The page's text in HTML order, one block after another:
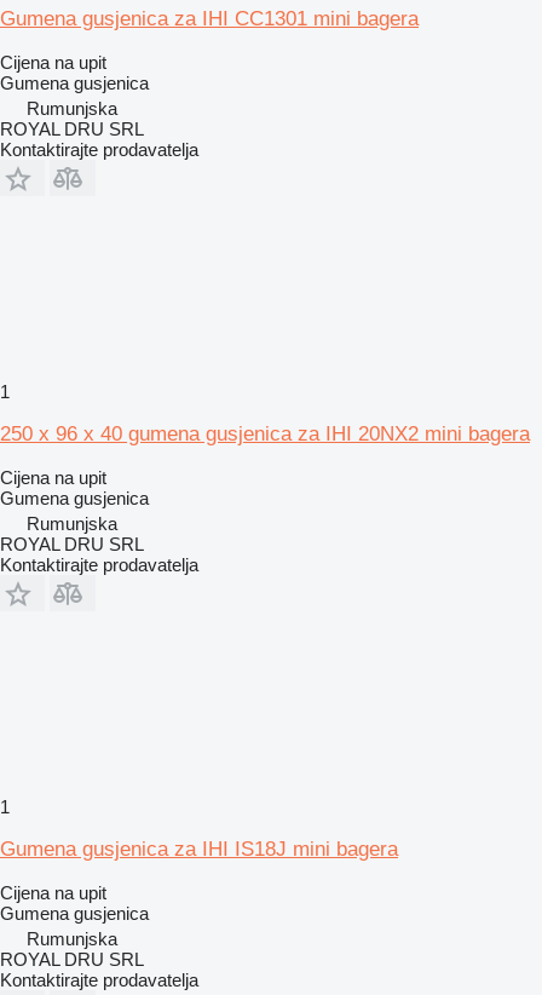
Gumena gusjenica za IHI CC1301 mini bagera
Cijena na upit
Gumena gusjenica
Rumunjska
ROYAL DRU SRL
Kontaktirajte prodavatelja
1
250 x 96 x 40 gumena gusjenica za IHI 20NX2 mini bagera
Cijena na upit
Gumena gusjenica
Rumunjska
ROYAL DRU SRL
Kontaktirajte prodavatelja
1
Gumena gusjenica za IHI IS18J mini bagera
Cijena na upit
Gumena gusjenica
Rumunjska
ROYAL DRU SRL
Kontaktirajte prodavatelja